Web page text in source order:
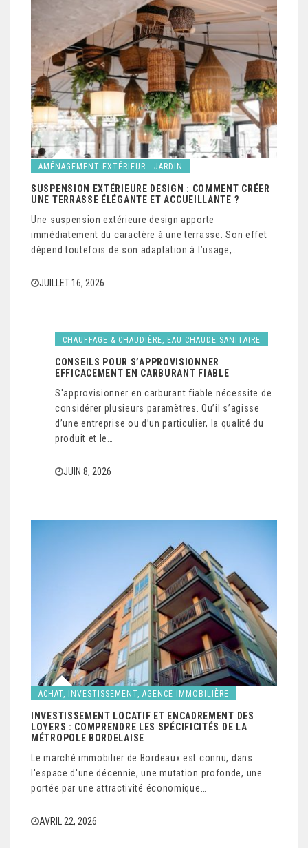
AMÉNAGEMENT EXTÉRIEUR - JARDIN
SUSPENSION EXTÉRIEURE DESIGN : COMMENT CRÉER
UNE TERRASSE ÉLÉGANTE ET ACCUEILLANTE ?
Une suspension extérieure design apporte
immédiatement du caractère à une terrasse. Son effet
dépend toutefois de son adaptation à l’usage,…
JUILLET 16, 2026
CHAUFFAGE & CHAUDIÈRE, EAU CHAUDE SANITAIRE
CONSEILS POUR S’APPROVISIONNER
EFFICACEMENT EN CARBURANT FIABLE
S'approvisionner en carburant fiable nécessite de
considérer plusieurs paramètres. Qu’il s’agisse
d’une entreprise ou d’un particulier, la qualité du
produit et le…
JUIN 8, 2026
ACHAT, INVESTISSEMENT, AGENCE IMMOBILIÈRE
INVESTISSEMENT LOCATIF ET ENCADREMENT DES
LOYERS : COMPRENDRE LES SPÉCIFICITÉS DE LA
MÉTROPOLE BORDELAISE
Le marché immobilier de Bordeaux est connu, dans
l'espace d'une décennie, une mutation profonde, une
portée par une attractivité économique…
AVRIL 22, 2026